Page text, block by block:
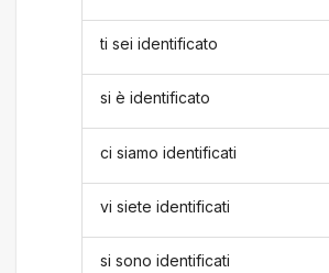
ti sei identificato
si è identificato
ci siamo identificati
vi siete identificati
si sono identificati